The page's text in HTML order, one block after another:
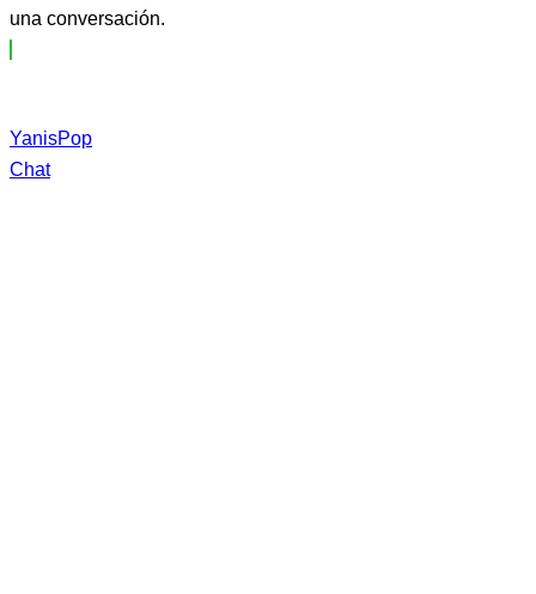
una conversación.
YanisPop
Chat